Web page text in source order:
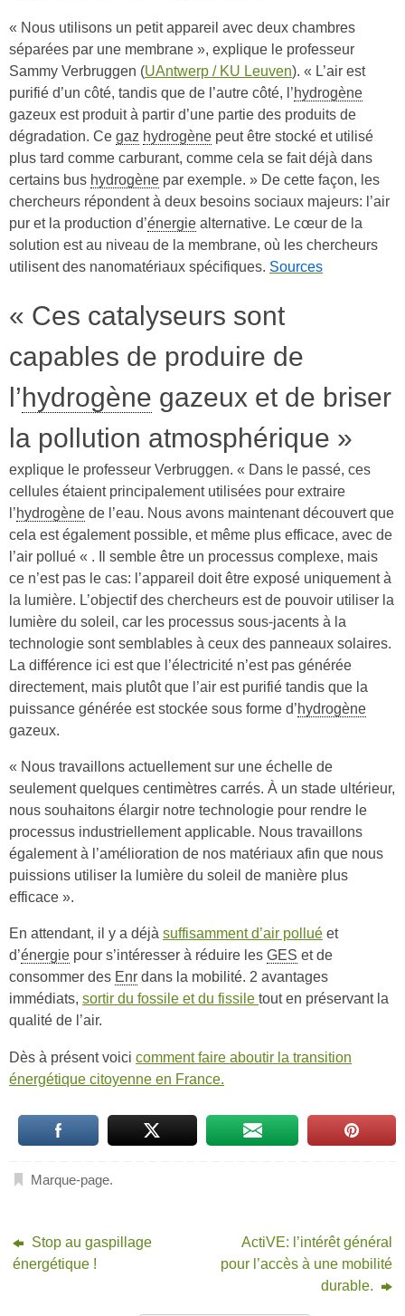
« Nous utilisons un petit appareil avec deux chambres
séparées par une membrane », explique le professeur
Sammy Verbruggen (UAntwerp / KU Leuven). « L’air est
purifié d’un côté, tandis que de l’autre côté, l’hydrogène
gazeux est produit à partir d’une partie des produits de
dégradation. Ce gaz hydrogène peut être stocké et utilisé
plus tard comme carburant, comme cela se fait déjà dans
certains bus hydrogène par exemple. » De cette façon, les
chercheurs répondent à deux besoins sociaux majeurs: l’air
pur et la production d’énergie alternative. Le cœur de la
solution est au niveau de la membrane, où les chercheurs
utilisent des nanomatériaux spécifiques. Sources
« Ces catalyseurs sont
capables de produire de
l’hydrogène gazeux et de briser
la pollution atmosphérique »
explique le professeur Verbruggen. « Dans le passé, ces
cellules étaient principalement utilisées pour extraire
l’hydrogène de l’eau. Nous avons maintenant découvert que
cela est également possible, et même plus efficace, avec de
l’air pollué « . Il semble être un processus complexe, mais
ce n’est pas le cas: l’appareil doit être exposé uniquement à
la lumière. L’objectif des chercheurs est de pouvoir utiliser la
lumière du soleil, car les processus sous-jacents à la
technologie sont semblables à ceux des panneaux solaires.
La différence ici est que l’électricité n’est pas générée
directement, mais plutôt que l’air est purifié tandis que la
puissance générée est stockée sous forme d’hydrogène
gazeux.
« Nous travaillons actuellement sur une échelle de
seulement quelques centimètres carrés. À un stade ultérieur,
nous souhaitons élargir notre technologie pour rendre le
processus industriellement applicable. Nous travaillons
également à l’amélioration de nos matériaux afin que nous
puissions utiliser la lumière du soleil de manière plus
efficace ».
En attendant, il y a déjà suffisamment d’air pollué et
d’énergie pour s’intéresser à réduire les GES et de
consommer des Enr dans la mobilité. 2 avantages
immédiats, sortir du fossile et du fissile tout en préservant la
qualité de l’air.
Dès à présent voici comment faire aboutir la transition
énergétique citoyenne en France.
Marque-page.
Stop au gaspillage
énergétique !
ActiVE: l’intérêt général
pour l’accès à une mobilité
durable.